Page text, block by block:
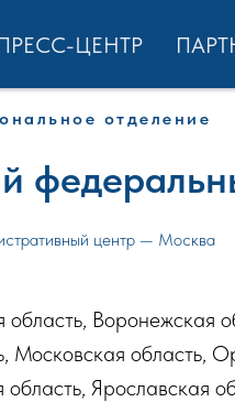
ЦЕНТР
отделение
центр — Москва
Воронежская
Московская область,
Ярославская